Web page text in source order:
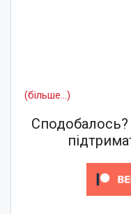
(більше…)